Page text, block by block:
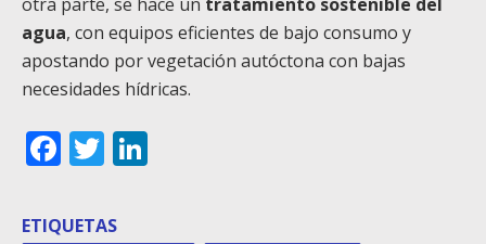
agua, con equipos eficientes de bajo consumo y
apostando por vegetación autóctona con bajas
necesidades hídricas.
Facebook
Twitter
ETIQUETAS